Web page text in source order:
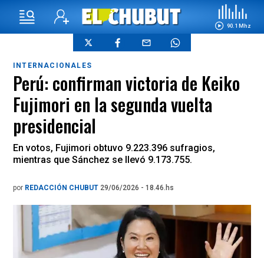
90.1 Mhz
INTERNACIONALES
Perú: confirman victoria de Keiko
Fujimori en la segunda vuelta
presidencial
En votos, Fujimori obtuvo 9.223.396 sufragios,
mientras que Sánchez se llevó 9.173.755.
por REDACCIÓN CHUBUT 29/06/2026 - 18.46.hs